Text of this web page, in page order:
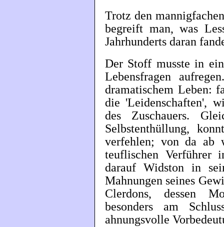
Trotz den
begreift man, was
Jahrhunderts daran
Der Stoff musste in
Lebensfragen
dramatischem Leben:
die 'Leidenschaften',
des Zuschauers.
Selbstenthüllung,
verfehlen; von da ab
teuflischen Verführer
darauf Widston in
Mahnungen seines
Clerdons, dessen
besonders am
ahnungsvolle